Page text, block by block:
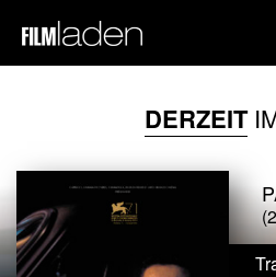
DERZEIT